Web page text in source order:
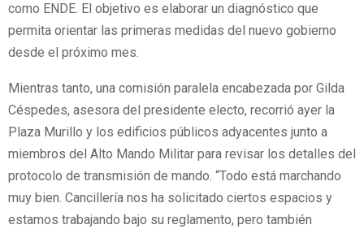
como ENDE. El objetivo es elaborar un diagnóstico que
permita orientar las primeras medidas del nuevo gobierno
desde el próximo mes.
Mientras tanto, una comisión paralela encabezada por Gilda
Céspedes, asesora del presidente electo, recorrió ayer la
Plaza Murillo y los edificios públicos adyacentes junto a
miembros del Alto Mando Militar para revisar los detalles del
protocolo de transmisión de mando. “Todo está marchando
muy bien. Cancillería nos ha solicitado ciertos espacios y
estamos trabajando bajo su reglamento, pero también